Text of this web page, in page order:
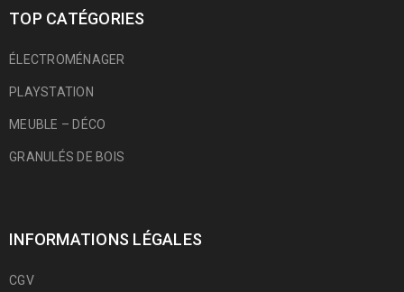
TOP CATÉGORIES
ÉLECTROMÉNAGER
PLAYSTATION
MEUBLE – DÉCO
GRANULÉS DE BOIS
INFORMATIONS LÉGALES
CGV